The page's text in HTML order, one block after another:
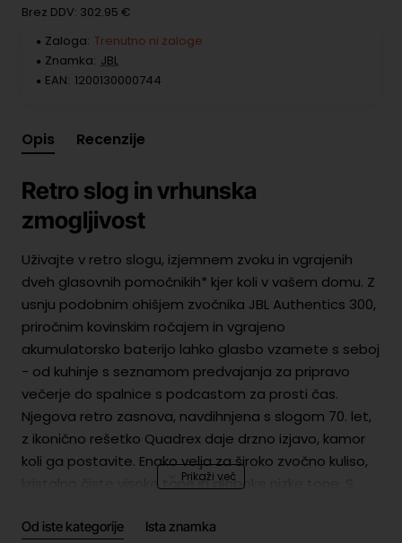
Brez DDV: 302.95 €
Zaloga: Trenutno ni zaloge
Znamka: JBL
EAN: 1200130000744
Opis Recenzije
Retro slog in vrhunska
zmogljivost
Uživajte v retro slogu, izjemnem zvoku in vgrajenih
dveh glasovnih pomočnikih* kjer koli v vašem domu. Z
usnju podobnim ohišjem zvočnika JBL Authentics 300,
priročnim kovinskim ročajem in vgrajeno
akumulatorsko baterijo lahko glasbo vzamete s seboj
- od kuhinje s seznamom predvajanja za pripravo
večerje do spalnice s podcastom za prosti čas.
Njegova retro zasnova, navdihnjena s slogom 70. let,
z ikonično rešetko Quadrex daje drzno izjavo, kamor
koli ga postavite. Enako velja za široko zvočno kuliso,
kristalno čiste visoke tone in globoke nizke tone. S
Amazon Alexa* lahko predvajate najljubšo glasbo,
Od iste kategorije Ista znamka